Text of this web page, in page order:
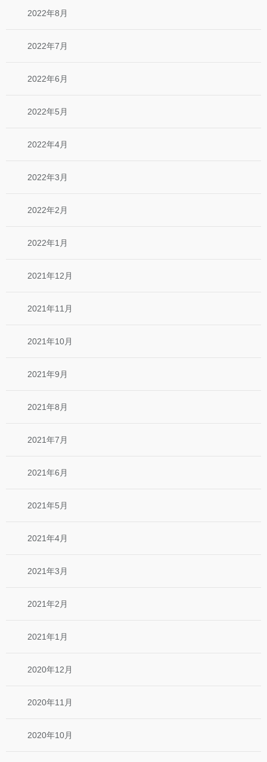
2022年8月
2022年7月
2022年6月
2022年5月
2022年4月
2022年3月
2022年2月
2022年1月
2021年12月
2021年11月
2021年10月
2021年9月
2021年8月
2021年7月
2021年6月
2021年5月
2021年4月
2021年3月
2021年2月
2021年1月
2020年12月
2020年11月
2020年10月